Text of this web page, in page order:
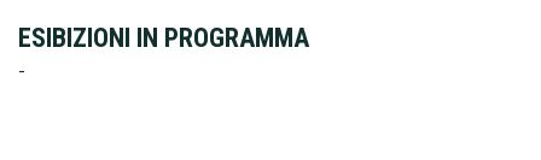
ESIBIZIONI IN PROGRAMMA
-